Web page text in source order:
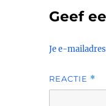
Geef
Je e-
REACTIE *